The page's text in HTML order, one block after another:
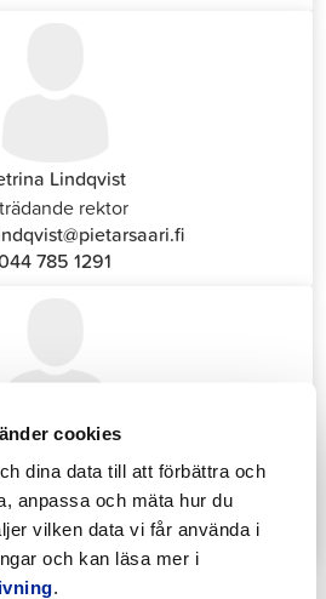
cookies
dina data till att förbättra och
anpassa och mäta hur du
vilken data vi får använda i
och kan läsa mer i
.
Lindqvist
rektor
785 1291
växelansvarig (Front Office)
785 1988